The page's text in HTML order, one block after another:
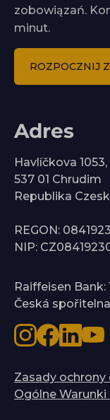
zobowiązań.
minut.
ROZPOCZNIJ
Adres
Havlíčkova 1053,
537 01 Chrudim
Republika
REGON:
NIP:
Raiffeisen
Česká
Zasady
Ogólne